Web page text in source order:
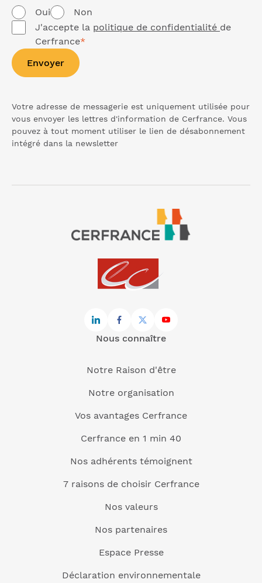
Oui
Non
J'accepte la politique de confidentialité de
Cerfrance*
Envoyer
Votre adresse de messagerie est uniquement utilisée pour
vous envoyer les lettres d'information de Cerfrance. Vous
pouvez à tout moment utiliser le lien de désabonnement
intégré dans la newsletter
Nous connaître
Notre Raison d'être
Notre organisation
Vos avantages Cerfrance
Cerfrance en 1 min 40
Nos adhérents témoignent
7 raisons de choisir Cerfrance
Nos valeurs
Nos partenaires
Espace Presse
Déclaration environnementale